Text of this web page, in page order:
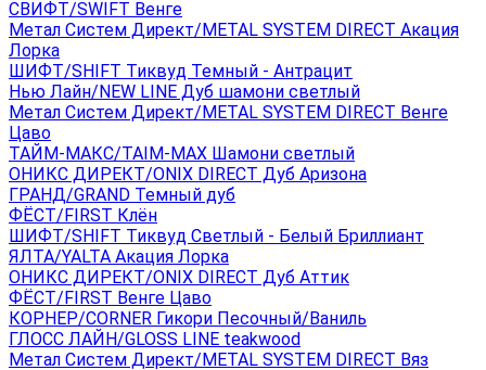
СВИФТ/SWIFT Венге
Метал Систем Директ/METAL SYSTEM DIRECT Акация
Лорка
ШИФТ/SHIFT Тиквуд Темный - Антрацит
Нью Лайн/NEW LINE Дуб шамони светлый
Метал Систем Директ/METAL SYSTEM DIRECT Венге
Цаво
ТАЙМ-МАКС/TAIM-MAX Шамони светлый
ОНИКС ДИРЕКТ/ONIX DIRECT Дуб Аризона
ГРАНД/GRAND Темный дуб
ФЁСТ/FIRST Клён
ШИФТ/SHIFT Тиквуд Светлый - Белый Бриллиант
ЯЛТА/YALTA Акация Лорка
ОНИКС ДИРЕКТ/ONIX DIRECT Дуб Аттик
ФЁСТ/FIRST Венге Цаво
КОРНЕР/CORNER Гикори Песочный/Ваниль
ГЛОСС ЛАЙН/GLOSS LINE teakwood
Метал Систем Директ/METAL SYSTEM DIRECT Вяз